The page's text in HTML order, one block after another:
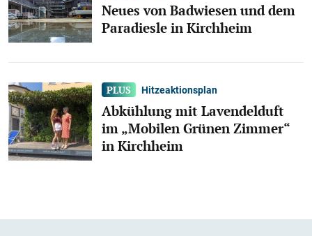
Neues von Badwiesen und dem
Paradiesle in Kirchheim
Hitzeaktionsplan
Abkühlung mit Lavendelduft
im „Mobilen Grünen Zimmer“
in Kirchheim